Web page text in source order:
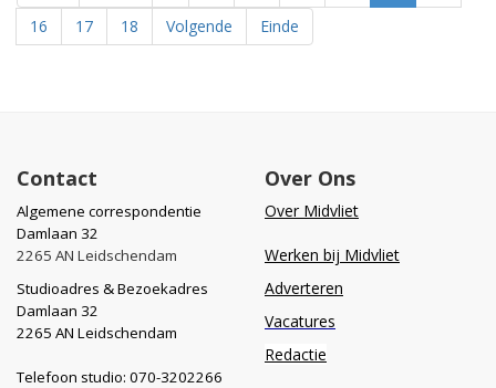
16
17 18 Volgende Einde
Contact
Algemene correspondentie
Damlaan 32
2265 AN Leidschendam
Studioadres & Bezoekadres
Damlaan 32
2265 AN Leidschendam
Telefoon studio: 070-3202266
Over Ons
Over Midvliet
Werken bij Midvliet
Adverteren
Vacatures
Redactie